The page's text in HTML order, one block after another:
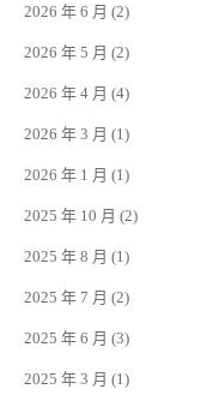
2026 年 6 月 (2)
2026 年 5 月 (2)
2026 年 4 月 (4)
2026 年 3 月 (1)
2026 年 1 月 (1)
2025 年 10 月 (2)
2025 年 8 月 (1)
2025 年 7 月 (2)
2025 年 6 月 (3)
2025 年 3 月 (1)